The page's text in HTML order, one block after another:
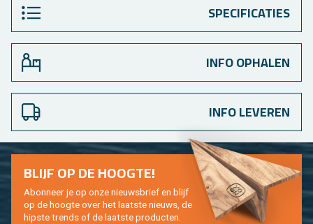
SPECIFICATIES
INFO OPHALEN
INFO LEVEREN
BLIJF OP DE HOOG­TE!
Abon­neer je op onze nieuws­brief en blijf
op de hoog­te over het laat­ste nieuws, de
hip­s­te trends of de laat­ste pro­duc­ten.